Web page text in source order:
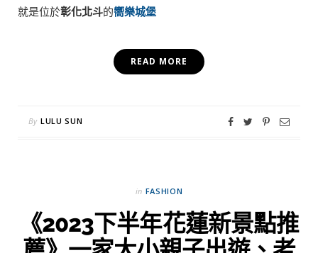
就是位於彰化北斗的嚮樂城堡
READ MORE
By LULU SUN
in FASHION
《2023下半年花蓮新景點推